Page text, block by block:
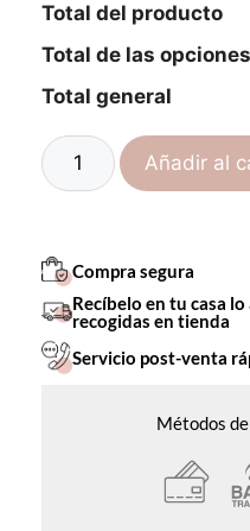
Total del producto
Total de las opciones
Total general
Añadir al
Compra segura
Recíbelo en tu casa
recogidas en tienda
Servicio post-venta
Métodos